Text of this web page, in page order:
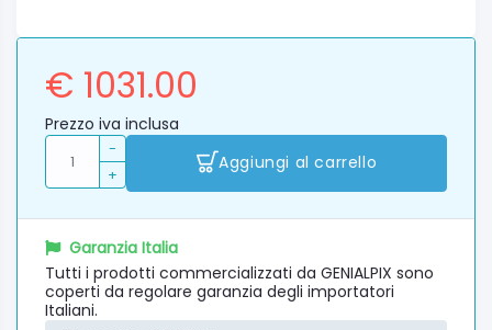
€ 1031.00
Prezzo iva inclusa
-
+
Aggiungi al carrello
Garanzia Italia
Tutti i prodotti commercializzati da GENIALPIX sono
coperti da regolare garanzia degli importatori
Italiani.